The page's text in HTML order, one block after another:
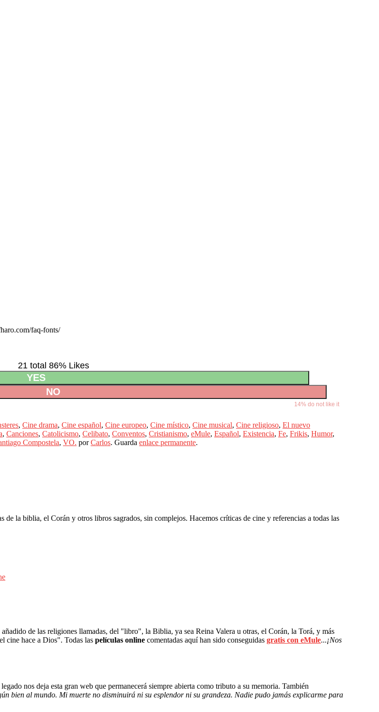
faq-fonts/
21 total 86% Likes
YES
NO
14% do not like it
, Cine drama, Cine español, Cine europeo, Cine místico, Cine musical, Cine religioso, El nuevo
, Canciones, Catolicismo, Celibato, Conventos, Cristianismo, eMule, Español, Existencia, Fe, Frikis, Humor,
Compostela, VO. porCarlos. Guarda enlace permanente.
de la biblia, el Corán y otros libros sagrados, sin complejos. Hacemos críticas de cine y referencias a todas las
añadido de las religiones llamadas, del "libro", la Biblia, ya sea Reina Valera u otras, el Corán, la Torá, y más
cine hace a Dios". Todas las películas online comentadas aquí han sido conseguidas gratis con eMule...¡Nos
nos deja esta gran web que permanecerá siempre abierta como tributo a su memoria. También
bien al mundo. Mi muerte no disminuirá ni su esplendor ni su grandeza. Nadie pudo jamás explicarme para